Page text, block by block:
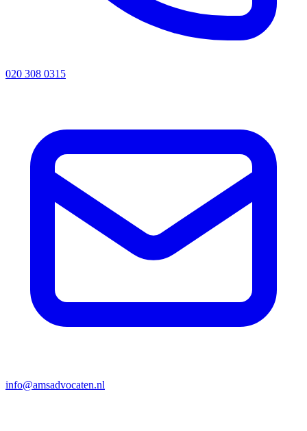
020 308 0315
info@amsadvocaten.nl